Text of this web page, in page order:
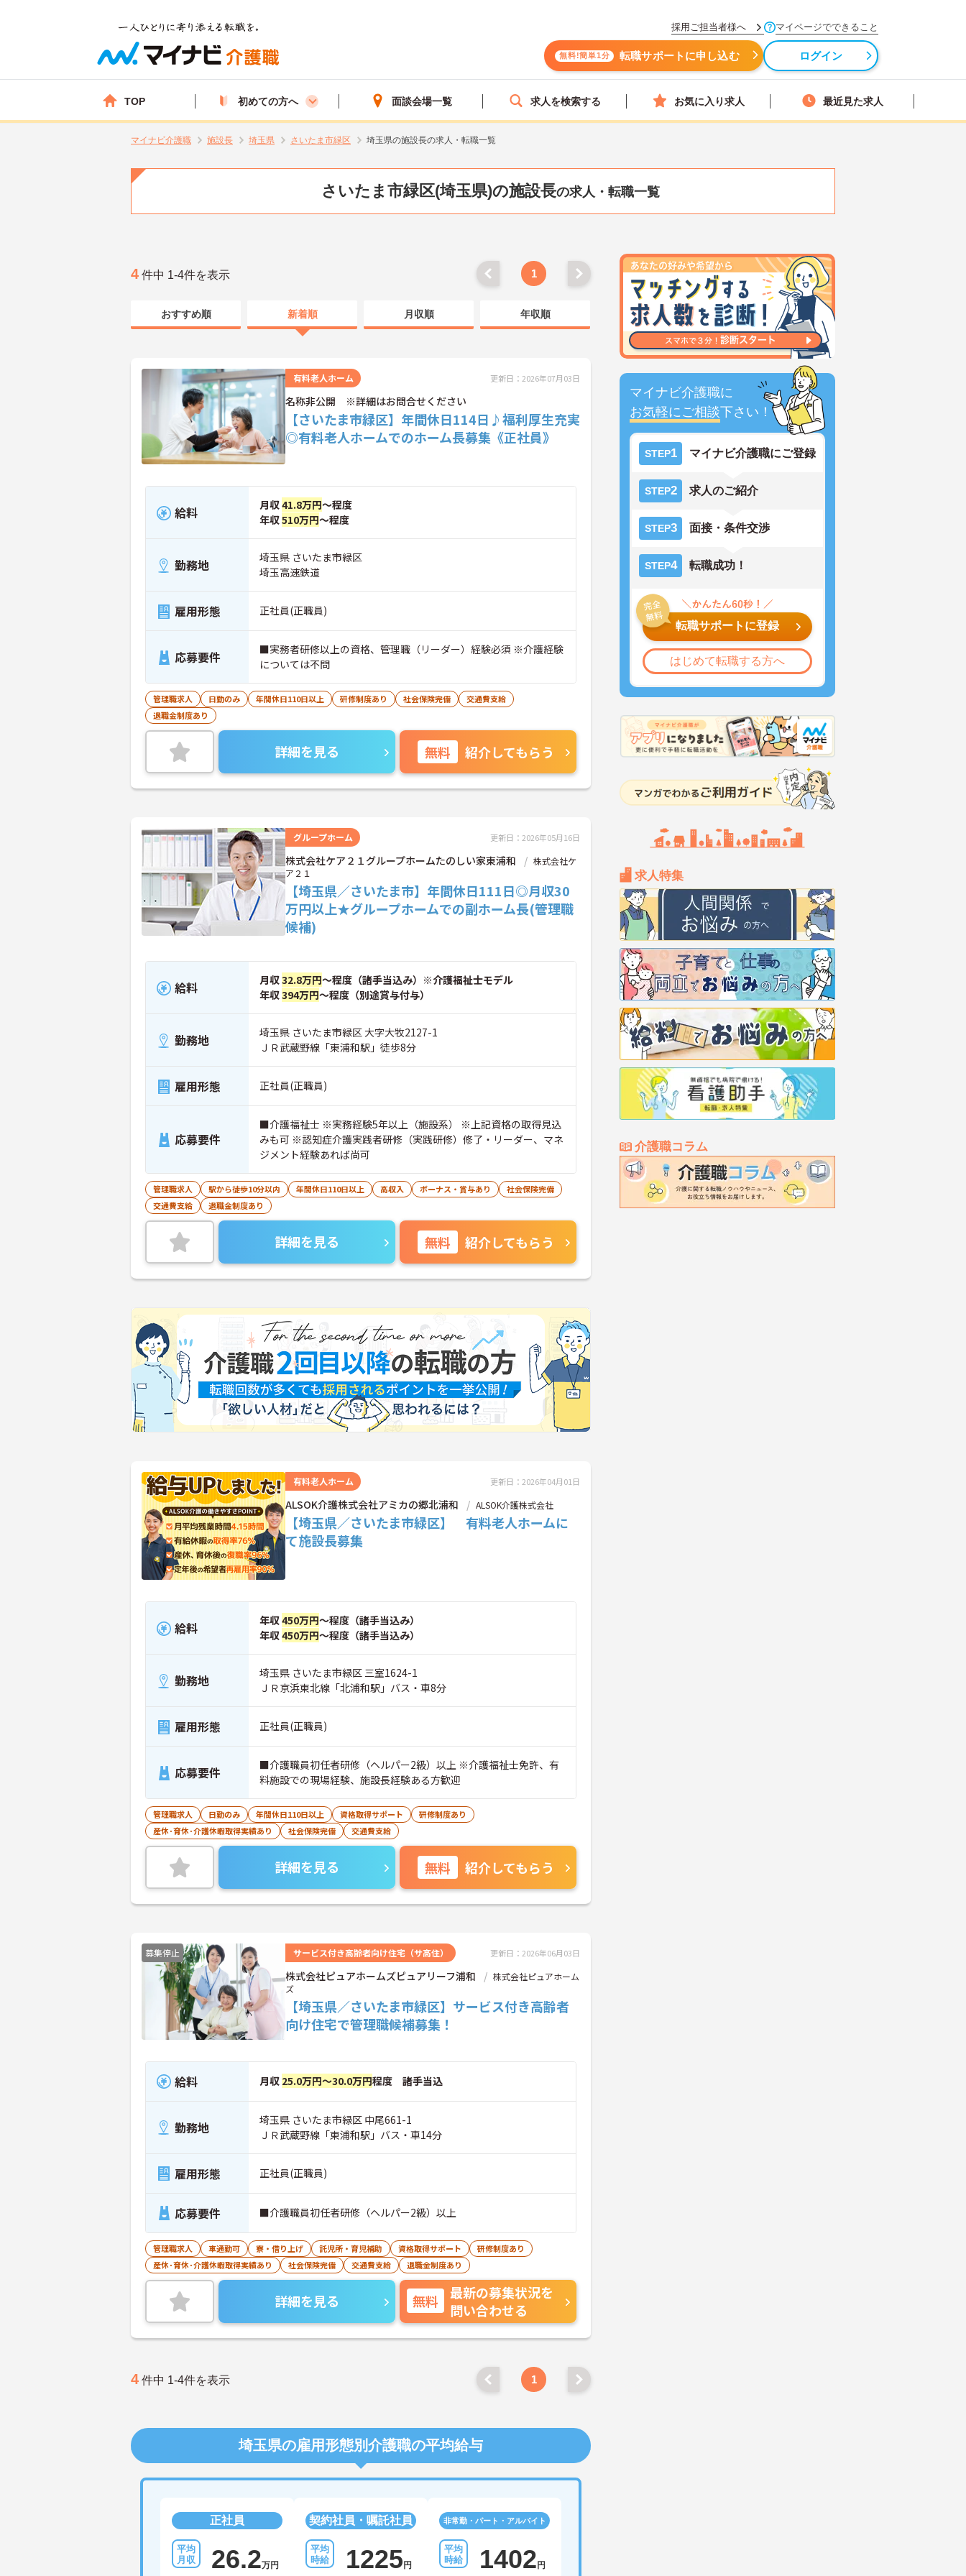
採用ご担当者様へ マイページでできること
無料!簡単1分 転職サポートに申し込む ログイン
TOP 初めての方へ 面談会場一覧 求人を検索する お気に入り求人 最近見た求人
マイナビ介護職 施設長 埼玉県 さいたま市緑区 埼玉県の施設長の求人・転職一覧
さいたま市緑区(埼玉県)の施設長の求人・転職一覧
マイナビ介護職に
お気軽にご相談下さい！
STEP1 マイナビ介護職にご登録
STEP2 求人のご紹介
STEP3 面接・条件交渉
STEP4 転職成功！
転職サポートに登録
はじめて転職する方へ
求人特集
介護職コラム
4 件中 1-4件を表示 1
おすすめ順 新着順 月収順 年収順
有料老人ホーム 更新日：2026年07月03日
名称非公開 ※詳細はお問合せください
【さいたま市緑区】年間休日114日♪福利厚生充実
◎有料老人ホームでのホーム長募集《正社員》
給料 月収41.8万円～程度
年収510万円～程度
勤務地
埼玉県 さいたま市緑区
埼玉高速鉄道
雇用形態 正社員(正職員)
応募要件
■実務者研修以上の資格、管理職（リーダー）経験必須 ※介護経験
については不問
管理職求人 日勤のみ 年間休日110日以上 研修制度あり 社会保険完備
交通費支給
退職金制度あり
詳細を見る 無料 紹介してもらう
グループホーム 更新日：2026年05月16日
株式会社ケア２１グループホームたのしい家東浦和
株式会社ケ
ア２１
【埼玉県／さいたま市】年間休日111日◎月収30
万円以上★グループホームでの副ホーム長(管理職
候補)
給料 月収32.8万円～程度（諸手当込み）※介護福祉士モデル
年収394万円～程度（別途賞与付与）
勤務地
埼玉県 さいたま市緑区 大字大牧2127-1
ＪＲ武蔵野線「東浦和駅」徒歩8分
雇用形態 正社員(正職員)
応募要件
■介護福祉士 ※実務経験5年以上（施設系） ※上記資格の取得見込
みも可 ※認知症介護実践者研修（実践研修）修了・リーダー、マネ
ジメント経験あれば尚可
管理職求人 駅から徒歩10分以内 年間休日110日以上 高収入 ボーナス・賞与あり
社会保険完備
交通費支給
退職金制度あり
詳細を見る 無料 紹介してもらう
有料老人ホーム 更新日：2026年04月01日
ALSOK介護株式会社アミカの郷北浦和 ALSOK介護株式会社
【埼玉県／さいたま市緑区】 有料老人ホームに
て施設長募集
給料 年収450万円～程度（諸手当込み）
年収450万円～程度（諸手当込み）
勤務地
埼玉県 さいたま市緑区 三室1624-1
ＪＲ京浜東北線「北浦和駅」バス・車8分
雇用形態 正社員(正職員)
応募要件
■介護職員初任者研修（ヘルパー2級）以上 ※介護福祉士免許、有
料施設での現場経験、施設長経験ある方歓迎
管理職求人 日勤のみ 年間休日110日以上 資格取得サポート
研修制度あり
産休･育休･介護休暇取得実績あり
社会保険完備 交通費支給
詳細を見る 無料 紹介してもらう
募集停止 サービス付き高齢者向け住宅（サ高住） 更新日：2026年06月03日
株式会社ピュアホームズピュアリーフ浦和
株式会社ピュアホーム
ズ
【埼玉県／さいたま市緑区】サービス付き高齢者
向け住宅で管理職候補募集！
給料 月収 25.0万円～30.0万円程度 諸手当込
勤務地
埼玉県 さいたま市緑区 中尾661-1
ＪＲ武蔵野線「東浦和駅」バス・車14分
雇用形態 正社員(正職員)
応募要件 ■介護職員初任者研修（ヘルパー2級）以上
管理職求人 車通勤可 寮・借り上げ 託児所・育児補助 資格取得サポート
研修制度あり
産休･育休･介護休暇取得実績あり
社会保険完備 交通費支給 退職金制度あり
詳細を見る 無料
最新の募集状況を
問い合わせる
4 件中 1-4件を表示 1
埼玉県の雇用形態別介護職の平均給与
正社員
26.2万円
契約社員・嘱託社員
1225円
非常勤・パート・アルバイト
1402円